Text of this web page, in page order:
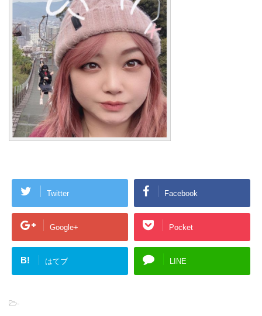
Twitter Facebook
Google+ Pocket
B! はてブ LINE
-